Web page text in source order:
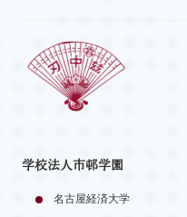
学校法人市邨学園
名古屋経済大学